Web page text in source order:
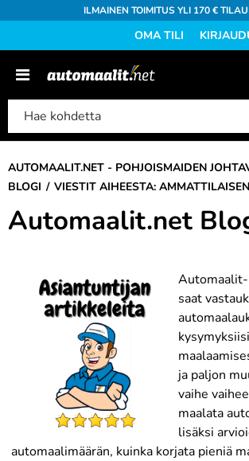
ILMAINEN TOIMITUS YLI 170 €
OMA TILI
AUTOMAALIT.NET - POHJOISMAIDEN
BLOGI
VIESTIT AIHEESTA:
Automaalit.net
saat
ja paljon
vaihe
maalata
lisäksi
automaalimäärän, kuinka korjata pieniä